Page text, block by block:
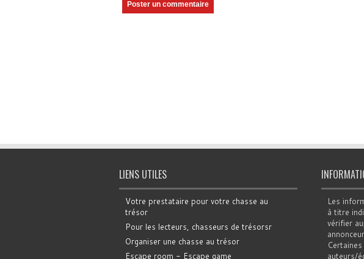
LIENS UTILES
Votre prestataire pour votre chasse au
trésor
Pour les lecteurs, chasseurs de trésorsr
Organiser une chasse au trésor
Escape room - Escape game
Les
à titre
vérifier
auteurs/